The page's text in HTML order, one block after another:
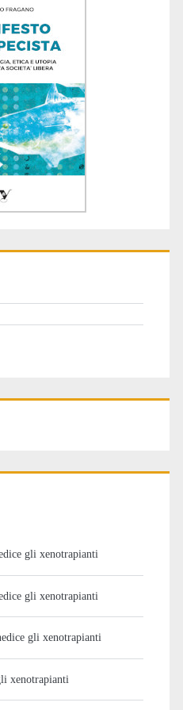
gli xenotrapianti
gli xenotrapianti
gli xenotrapianti
xenotrapianti